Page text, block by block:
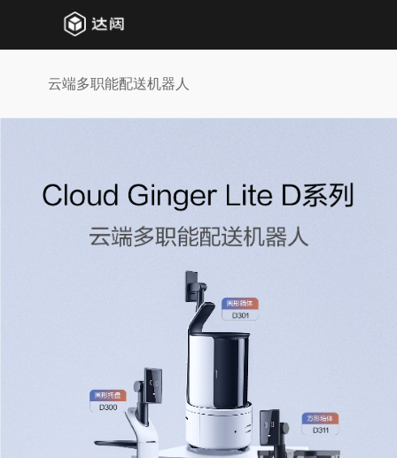
云端多职能配送机器人